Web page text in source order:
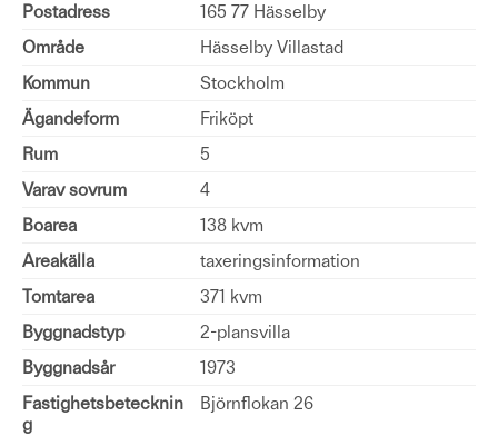
Postadress
165 77 Hässelby
Område
Hässelby Villastad
Kommun
Stockholm
Ägandeform
Friköpt
Rum
5
Varav sovrum
4
Boarea
138 kvm
Areakälla
taxeringsinformation
Tomtarea
371 kvm
Byggnadstyp
2-plansvilla
Byggnadsår
1973
Fastighetsbetecknin
g
Björnflokan 26